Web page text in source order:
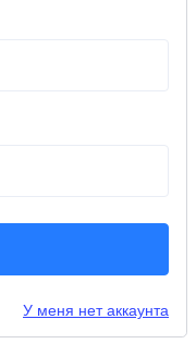
У меня нет аккаунта